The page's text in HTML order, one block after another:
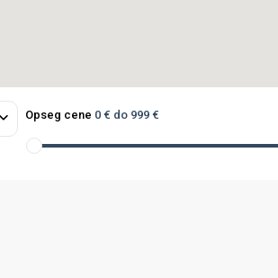
Opseg cene 0 € do 999 €